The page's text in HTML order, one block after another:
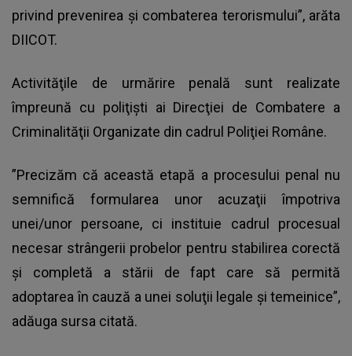
privind prevenirea şi combaterea terorismului”, arăta
DIICOT.
Activităţile de urmărire penală sunt realizate
împreună cu poliţişti ai Direcţiei de Combatere a
Criminalităţii Organizate din cadrul Poliţiei Române.
”Precizăm că această etapă a procesului penal nu
semnifică formularea unor acuzaţii împotriva
unei/unor persoane, ci instituie cadrul procesual
necesar strângerii probelor pentru stabilirea corectă
şi completă a stării de fapt care să permită
adoptarea în cauză a unei soluţii legale şi temeinice”,
adăuga sursa citată.